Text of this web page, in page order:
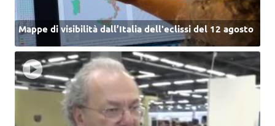
Mappe di visibilità dall’Italia dell'eclissi del 12 agosto